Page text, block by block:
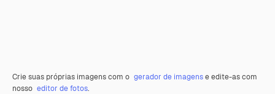
Crie suas próprias imagens com o gerador de imagense edite-as com
nosso editor de fotos.